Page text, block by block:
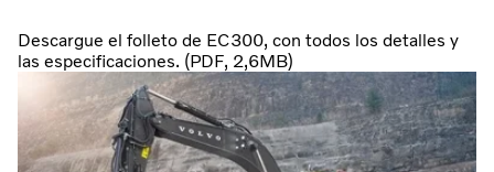
Descargue el folleto de EC300, con todos los detalles y
las especificaciones. (PDF, 2,6MB)